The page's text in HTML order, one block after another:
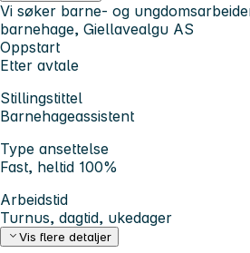
Vi søker barne- og
barnehage, Giellavealgu AS
Oppstart
Etter avtale
Stillingstittel
Barnehageassistent
Type ansettelse
Fast, heltid 100%
Arbeidstid
Turnus, dagtid, ukedager
Vis flere detaljer